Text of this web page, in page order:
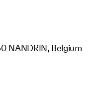
NANDRIN, Belgium